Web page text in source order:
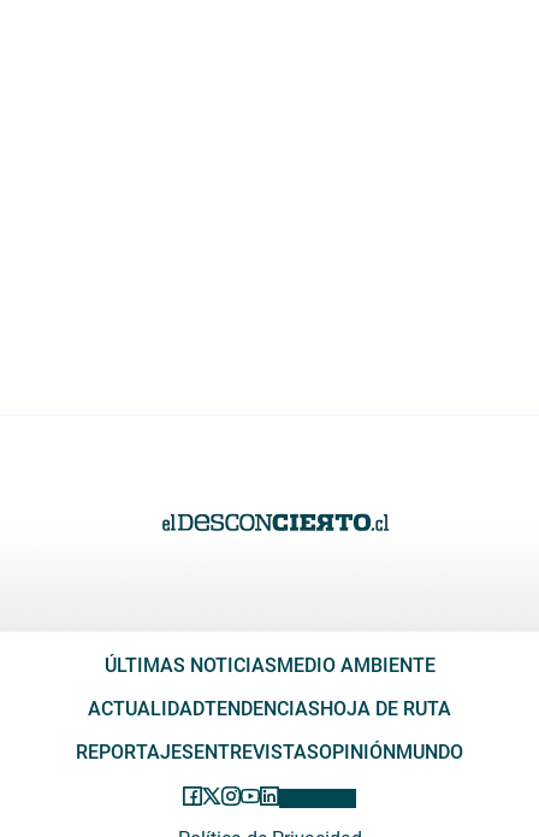
ÚLTIMAS NOTICIAS MEDIO AMBIENTE
ACTUALIDADTENDENCIAS HOJA DE RUTA
REPORTAJES ENTREVISTASOPINIÓN MUNDO